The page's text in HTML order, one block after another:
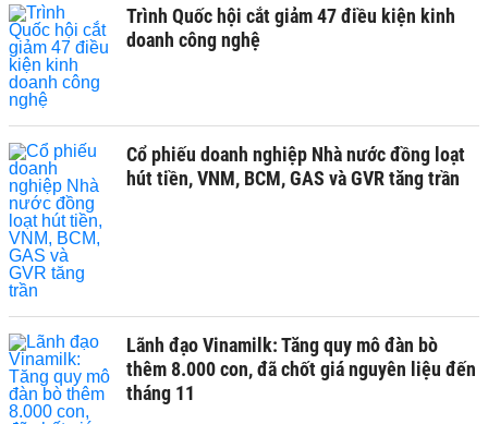
Trình Quốc hội cắt giảm 47 điều kiện kinh
doanh công nghệ
Cổ phiếu doanh nghiệp Nhà nước đồng loạt
hút tiền, VNM, BCM, GAS và GVR tăng trần
Lãnh đạo Vinamilk: Tăng quy mô đàn bò
thêm 8.000 con, đã chốt giá nguyên liệu đến
tháng 11